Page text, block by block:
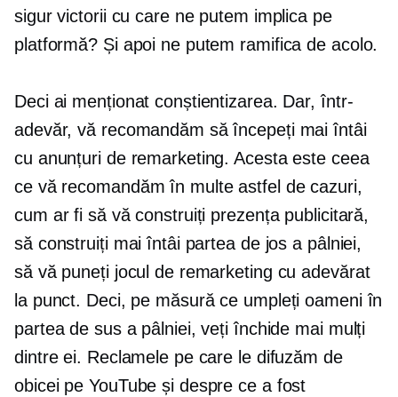
sigurvictorii cu care ne putem implica pe
platformă? Și apoi ne putem ramifica de acolo.
Deci ai menționat conștientizarea. Dar, într-
adevăr, vă recomandăm să începeți mai întâi
cu anunțuri de remarketing. Acesta este ceea
ce vă recomandăm în multe astfel de cazuri,
cum ar fi să vă construiți prezența publicitară,
să construiți mai întâi partea de jos a pâlniei,
să vă puneți jocul de remarketing cu adevărat
la punct. Deci, pe măsură ce umpleți oameni în
partea de sus a pâlniei, veți închide mai mulți
dintre ei. Reclamele pe care le difuzăm de
obicei pe YouTube și despre ce a fost